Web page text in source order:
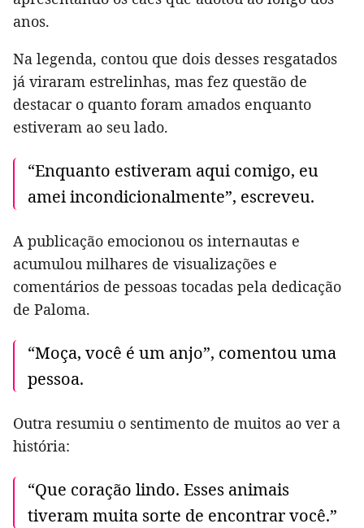
anos.
Na legenda, contou que dois desses resgatados
já viraram estrelinhas, mas fez questão de
destacar o quanto foram amados enquanto
estiveram ao seu lado.
“Enquanto estiveram aqui comigo, eu
amei incondicionalmente”, escreveu.
A publicação emocionou os internautas e
acumulou milhares de visualizações e
comentários de pessoas tocadas pela dedicação
de Paloma.
“Moça, você é um anjo”, comentou uma
pessoa.
Outra resumiu o sentimento de muitos ao ver a
história:
“Que coração lindo. Esses animais
tiveram muita sorte de encontrar você.”